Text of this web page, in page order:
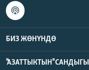
БИЗ ЖӨНҮНДӨ
"АЗАТТЫКТЫН" САНДЫГЫ